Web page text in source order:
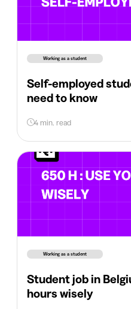
Working as a student
Self-employed
need to know
4 min. read
Working as a student
Student job in
hours wisely